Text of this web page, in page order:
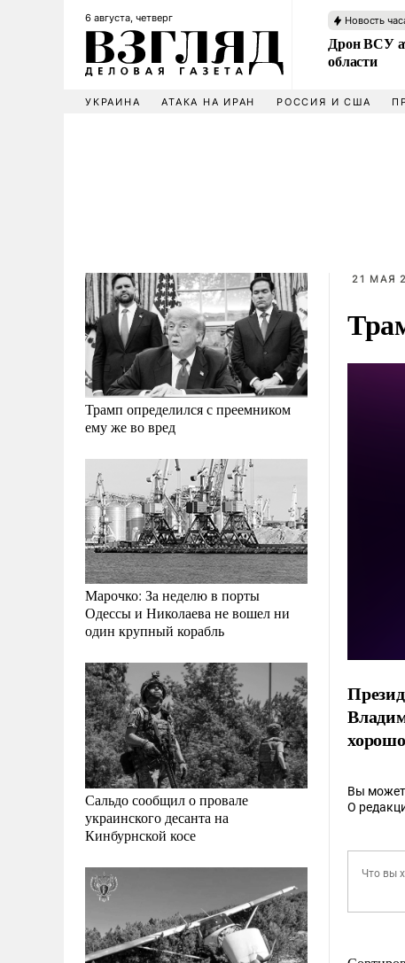
6 августа, четверг Новость
Дрон ВСУ
области
УКРАИНА АТАКА НА ИРАН РОССИЯ И США
Трамп определился с преемником
ему же во вред
Марочко: За неделю в порты
Одессы и Николаева не вошел ни
один крупный корабль
Сальдо сообщил о провале
украинского десанта на
Кинбурнской косе
21 МАЯ
Вы
О